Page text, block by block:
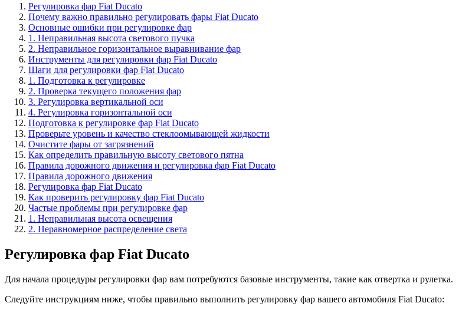
Регулировка фар Fiat Ducato
Почему важно правильно регулировать фары Fiat Ducato
Основные ошибки при регулировке фар
1. Неправильная высота светового пучка
2. Неправильное горизонтальное выравнивание фар
Инструменты для регулировки фар Fiat Ducato
Шаги для регулировки фар Fiat Ducato
1. Подготовка к регулировке
2. Проверка текущего положения фар
3. Регулировка вертикальной оси
4. Регулировка горизонтальной оси
Подготовка к регулировке фар Fiat Ducato
Проверьте уровень и качество стеклоомывающей жидкости
Очистите фары от загрязнений
Как определить правильную высоту светового пятна
Правила дорожного движения и регулировка фар Fiat Ducato
Правила дорожного движения
Регулировка фар Fiat Ducato
Как проверить регулировку фар Fiat Ducato
Частые проблемы при регулировке фар
1. Неправильная высота освещения
2. Неравномерное распределение света
Регулировка фар Fiat Ducato
Для начала процедуры регулировки фар вам потребуются базовые инструменты, такие как отвертка и рулетка.
Следуйте инструкциям ниже, чтобы правильно выполнить регулировку фар вашего автомобиля Fiat Ducato: